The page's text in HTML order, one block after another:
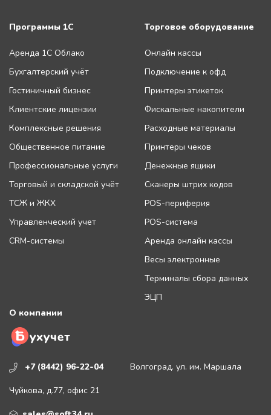
+7 (8442) 96-22-04 Волгоград. ул. им. Маршала
Чуйкова, д.77, офис 21
Программы 1С
Аренда 1С Облако
Бухгалтерский учёт
Гостиничный бизнес
Клиентские лицензии
Комплексные решения
Общественное питание
Профессиональные услуги
Торговый и складской учёт
ТСЖ и ЖКХ
Управленческий учет
CRM-системы
Торговое оборудование
Онлайн кассы
Подключение к офд
Принтеры этикеток
Фискальные накопители
Расходные материалы
Принтеры чеков
Денежные ящики
Сканеры штрих кодов
POS-периферия
POS-система
Аренда онлайн кассы
Весы электронные
Терминалы сбора данных
ЭЦП
О компании